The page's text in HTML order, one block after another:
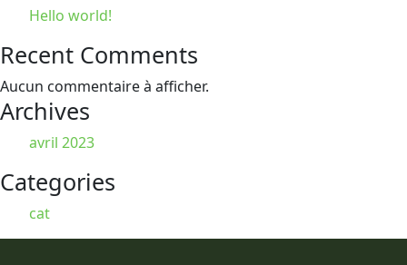
Hello world!
Recent Comments
Aucun commentaire à afficher.
Archives
avril 2023
Categories
cat